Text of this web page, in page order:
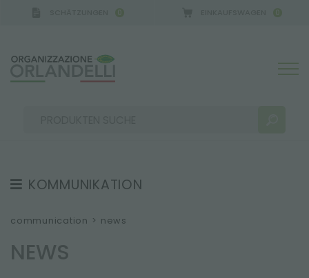
0 0
KOMMUNIKATION
TESTIMONIAL
communication > news
NEWS